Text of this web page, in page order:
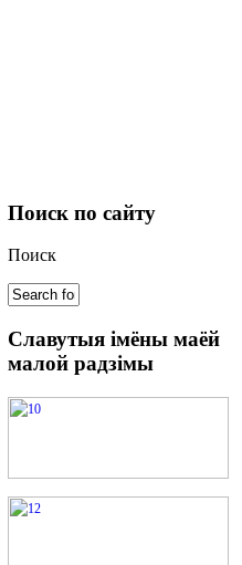
Поиск по сайту
Поиск
Славутыя імёны маёй
малой радзімы